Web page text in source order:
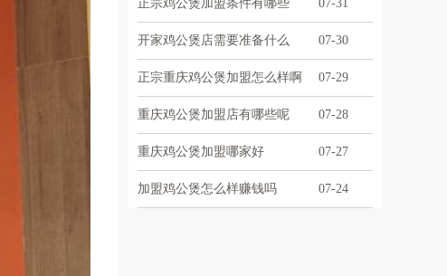
07-31
正宗鸡公煲加盟条件有哪些
07-30
开家鸡公煲店需要准备什么
07-29
正宗重庆鸡公煲加盟怎么样啊
07-28
重庆鸡公煲加盟店有哪些呢
07-27
重庆鸡公煲加盟哪家好
07-24
加盟鸡公煲怎么样赚钱吗